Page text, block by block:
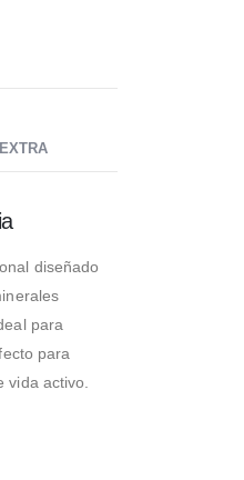
EXTRA
diseñado
para
para
activo.